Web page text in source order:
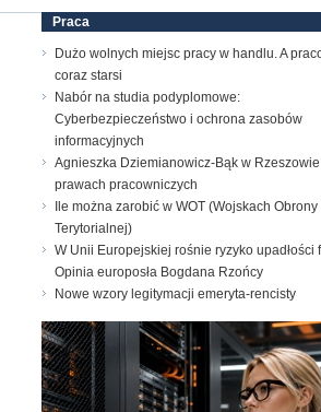
Praca
Dużo wolnych miejsc pracy w handlu. A
coraz starsi
Nabór na studia podyplomowe:
Cyberbezpieczeństwo i ochrona zasobów
informacyjnych
Agnieszka Dziemianowicz-Bąk w
prawach pracowniczych
Ile można zarobić w WOT (Wojskach Obrony
Terytorialnej)
W Unii Europejskiej rośnie ryzyko upadłości
Opinia europosła Bogdana Rzońcy
Nowe wzory legitymacji emeryta-rencisty